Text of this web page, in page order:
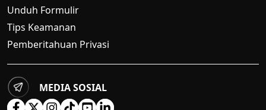
Unduh Formulir
Tips Keamanan
Pemberitahuan Privasi
MEDIA SOSIAL